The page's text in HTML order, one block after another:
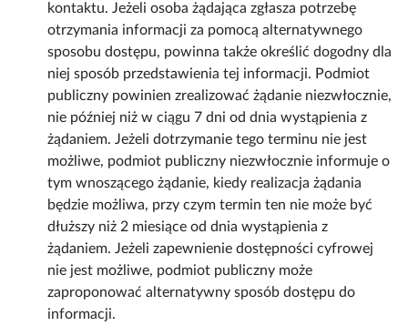
kontaktu. Jeżeli osoba żądająca zgłasza potrzebę
otrzymania informacji za pomocą alternatywnego
sposobu dostępu, powinna także określić dogodny dla
niej sposób przedstawienia tej informacji. Podmiot
publiczny powinien zrealizować żądanie niezwłocznie,
nie później niż w ciągu 7 dni od dnia wystąpienia z
żądaniem. Jeżeli dotrzymanie tego terminu nie jest
możliwe, podmiot publiczny niezwłocznie informuje o
tym wnoszącego żądanie, kiedy realizacja żądania
będzie możliwa, przy czym termin ten nie może być
dłuższy niż 2 miesiące od dnia wystąpienia z
żądaniem. Jeżeli zapewnienie dostępności cyfrowej
nie jest możliwe, podmiot publiczny może
zaproponować alternatywny sposób dostępu do
informacji.